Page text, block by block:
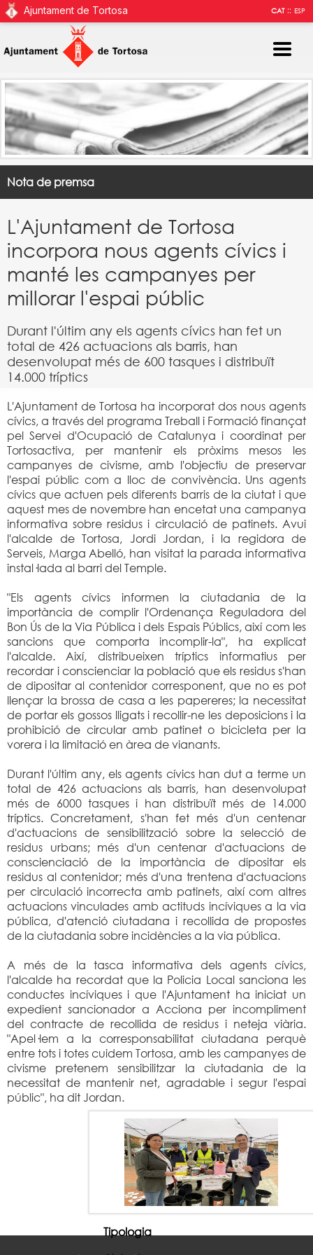
Ajuntament de Tortosa CAT::ESP
Nota de premsa
L'Ajuntament de Tortosa
incorpora nous agents cívics i
manté les campanyes per
millorar l'espai públic
Durant l'últim any els agents cívics han fet un
total de 426 actuacions als barris, han
desenvolupat més de 600 tasques i distribuït
14.000 tríptics
L'Ajuntament de Tortosa ha incorporat dos nous agents
cívics, a través del programa Treball i Formació finançat
pel Servei d'Ocupació de Catalunya i coordinat per
Tortosactiva, per mantenir els pròxims mesos les
campanyes de civisme, amb l'objectiu de preservar
l'espai públic com a lloc de convivència. Uns agents
cívics que actuen pels diferents barris de la ciutat i que
aquest mes de novembre han encetat una campanya
informativa sobre residus i circulació de patinets. Avui
l'alcalde de Tortosa, Jordi Jordan, i la regidora de
Serveis, Marga Abelló, han visitat la parada informativa
instal·lada al barri del Temple.
"Els agents cívics informen la ciutadania de la
importància de complir l'Ordenança Reguladora del
Bon Ús de la Via Pública i dels Espais Públics, així com les
sancions que comporta incomplir-la", ha explicat
l'alcalde. Així, distribueixen tríptics informatius per
recordar i conscienciar la població que els residus s'han
de dipositar al contenidor corresponent, que no es pot
llençar la brossa de casa a les papereres; la necessitat
de portar els gossos lligats i recollir-ne les deposicions i la
prohibició de circular amb patinet o bicicleta per la
vorera i la limitació en àrea de vianants.
Durant l'últim any, els agents cívics han dut a terme un
total de 426 actuacions als barris, han desenvolupat
més de 6000 tasques i han distribuït més de 14.000
tríptics. Concretament, s'han fet més d'un centenar
d'actuacions de sensibilització sobre la selecció de
residus urbans; més d'un centenar d'actuacions de
conscienciació de la importància de dipositar els
residus al contenidor; més d'una trentena d'actuacions
per circulació incorrecta amb patinets, així com altres
actuacions vinculades amb actituds incíviques a la via
pública, d'atenció ciutadana i recollida de propostes
de la ciutadania sobre incidències a la via pública.
A més de la tasca informativa dels agents cívics,
l'alcalde ha recordat que la Policia Local sanciona les
conductes incíviques i que l'Ajuntament ha iniciat un
expedient sancionador a Acciona per incompliment
del contracte de recollida de residus i neteja viària.
"Apel·lem a la corresponsabilitat ciutadana perquè
entre tots i totes cuidem Tortosa, amb les campanyes de
civisme pretenem sensibilitzar la ciutadania de la
necessitat de mantenir net, agradable i segur l'espai
públic", ha dit Jordan.
Tipologia